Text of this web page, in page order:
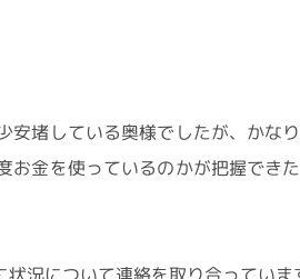
安堵している奥様でしたが、かな
お金を使っているのかが把握でき